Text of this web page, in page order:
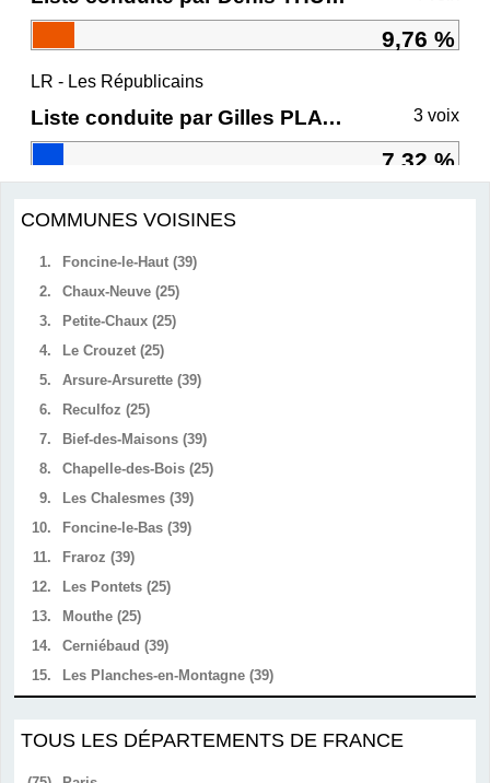
9,76 %
LR - Les Républicains
Liste conduite par Gilles PLATRET 3 voix
7,32 %
COMMUNES VOISINES
1.
Foncine-le-Haut (39)
2.
Chaux-Neuve (25)
3.
Petite-Chaux (25)
4.
Le Crouzet (25)
5.
Arsure-Arsurette (39)
6.
Reculfoz (25)
7.
Bief-des-Maisons (39)
8.
Chapelle-des-Bois (25)
9.
Les Chalesmes (39)
10.
Foncine-le-Bas (39)
11.
Fraroz (39)
12.
Les Pontets (25)
13.
Mouthe (25)
14.
Cerniébaud (39)
15.
Les Planches-en-Montagne (39)
TOUS LES DÉPARTEMENTS DE FRANCE